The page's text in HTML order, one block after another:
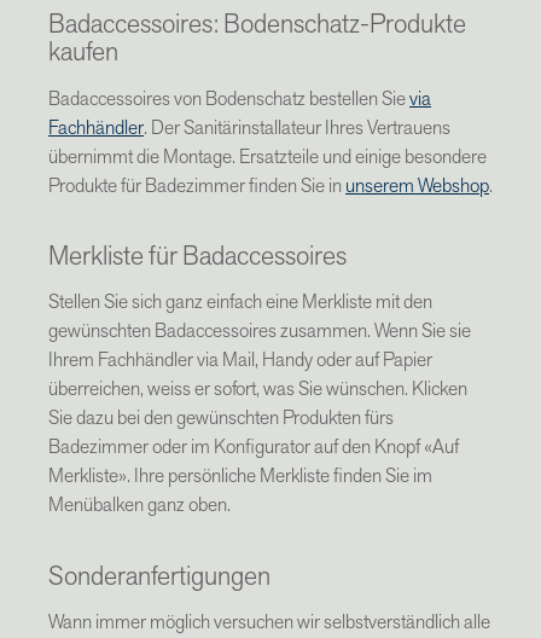
Badaccessoires: Bodenschatz-Produkte
kaufen
Badaccessoires von Bodenschatz bestellen Sievia
Fachhändler. Der Sanitärinstallateur Ihres Vertrauens
übernimmt die Montage. Ersatzteile und einige besondere
Produkte für Badezimmer finden Sie in unserem Webshop.
Merkliste für Badaccessoires
Stellen Sie sich ganz einfach eine Merkliste mit den
gewünschten Badaccessoires zusammen. Wenn Sie sie
Ihrem Fachhändler via Mail, Handy oder auf Papier
überreichen, weiss er sofort, was Sie wünschen. Klicken
Sie dazu bei den gewünschten Produkten fürs
Badezimmer oder im Konfigurator auf den Knopf «Auf
Merkliste». Ihre persönliche Merkliste finden Sie im
Menübalken ganz oben.
Sonderanfertigungen
Wann immer möglich versuchen wir selbstverständlich alle